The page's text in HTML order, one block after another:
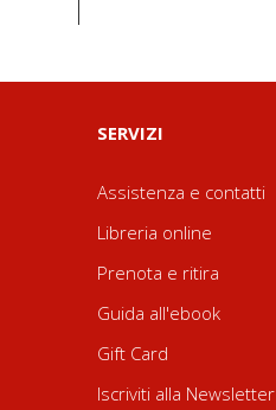
SERVIZI
Assistenza e contatti
Libreria online
Prenota e ritira
Guida all'ebook
Gift Card
Iscriviti alla Newsletter